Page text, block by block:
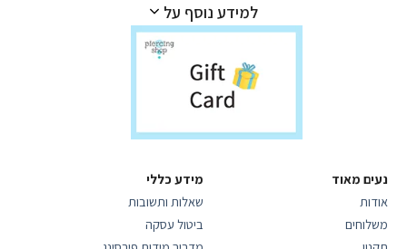
למידע נוסף על
נעים מאוד
אודות
משלוחים
מידע כללי
שאלות ותשובות
ביטול עסקה